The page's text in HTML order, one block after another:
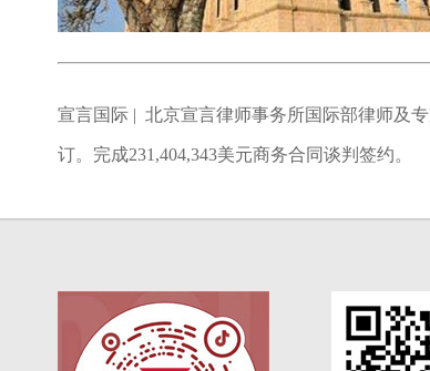
宣言国际 | 北京宣言律师事务所国际部律师及
订。完成231,404,343美元商务合同谈判签约。